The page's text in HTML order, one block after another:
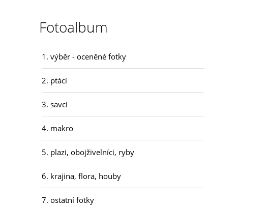
Fotoalbum
1. výběr - oceněné fotky
2. ptáci
3. savci
4. makro
5. plazi, obojživelníci, ryby
6. krajina, flora, houby
7. ostatní fotky